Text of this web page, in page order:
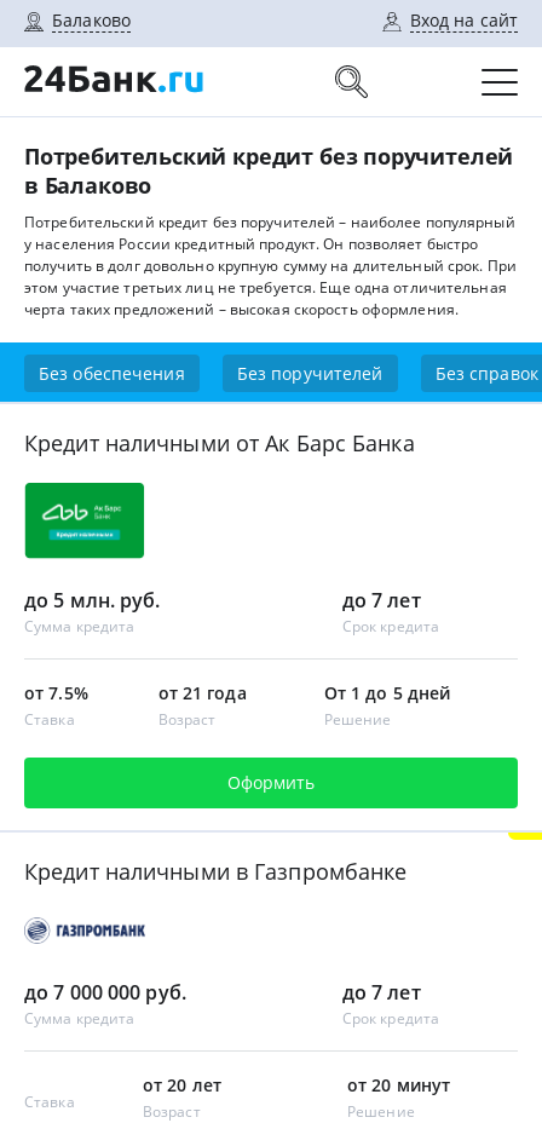
Балаково Вход на сайт
Потребительский кредит без поручителей
в Балаково
Потребительский кредит без поручителей – наиболее популярный
у населения России кредитный продукт. Он позволяет быстро
получить в долг довольно крупную сумму на длительный срок. При
этом участие третьих лиц не требуется. Еще одна отличительная
черта таких предложений – высокая скорость оформления.
Без обеспечения Без поручителей Без справок
Кредит наличными от Ак Барс Банка
до 5 млн. руб.
Сумма кредита
до 7 лет
Срок кредита
от 7.5%
Ставка
от 21 года
Возраст
От 1 до 5 дней
Решение
Оформить
Кредит наличными в Газпромбанке
до 7 000 000 руб.
Сумма кредита
до 7 лет
Срок кредита
Ставка
от 20 лет
Возраст
от 20 минут
Решение